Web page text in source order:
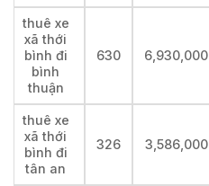
thuê xe
xã thới
bình đi
bình
thuận
630 6,930,000
thuê xe
xã thới
bình đi
tân an
326 3,586,000